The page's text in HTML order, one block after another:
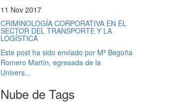
11 Nov 2017
CRIMINOLOGÍA CORPORATIVA EN EL
SECTOR DEL TRANSPORTE Y LA
LOGÍSTICA
Este post ha sido enviado por Mª Begoña
Romero Martín, egresada de la
Univers...
Nube de Tags